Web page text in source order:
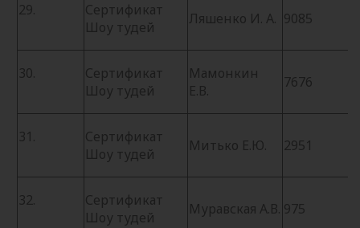
29.
Сертификат
Шоу тудей
Ляшенко И. А. 9085
30.
Сертификат
Шоу тудей
Мамонкин
Е.В.
7676
31.
Сертификат
Шоу тудей
Митько Е.Ю. 2951
32.
Сертификат
Шоу тудей
Муравская А.В. 975